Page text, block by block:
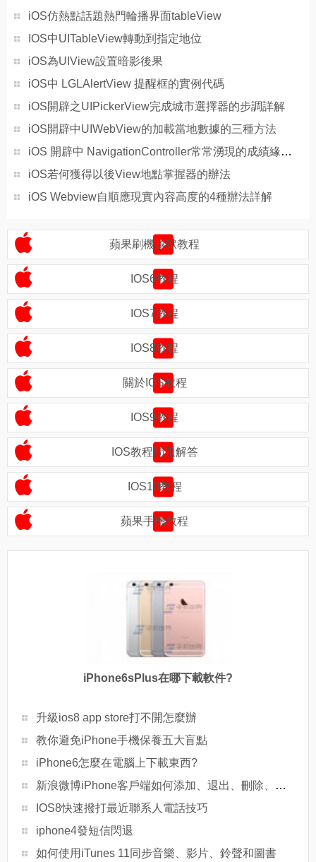
iOS仿熱點話題熱門輪播界面tableView
IOS中UITableView轉動到指定地位
iOS為UIView設置暗影後果
iOS中 LGLAlertView 提醒框的實例代碼
iOS開辟之UIPickerView完成城市選擇器的步調詳解
iOS開辟中UIWebView的加載當地數據的三種方法
iOS 開辟中 NavigationController常常湧現的成績緣由剖析
iOS若何獲得以後View地點掌握器的辦法
iOS Webview自順應現實內容高度的4種辦法詳解
蘋果刷機越獄教程
IOS6教程
IOS7教程
IOS8教程
關於IOS教程
IOS9教程
IOS教程問題解答
IOS10教程
蘋果手機教程
iPhone6sPlus在哪下載軟件?
升級ios8 app store打不開怎麼辦
教你避免iPhone手機保養五大盲點
iPhone6怎麼在電腦上下載東西?
新浪微博iPhone客戶端如何添加、退出、刪除、切換帳號？
IOS8快速撥打最近聯系人電話技巧
iphone4發短信閃退
如何使用iTunes 11同步音樂、影片、鈴聲和圖書